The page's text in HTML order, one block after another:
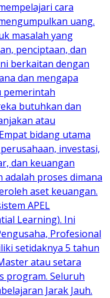
cara
uang.
masalah yang
penciptaan, dan
berkaitan dengan
dan mengapa
pemerintah
butuhkan dan
atau
bidang utama
investasi,
dan keuangan
adalah proses dimana
aset keuangan.
APEL
Learning). Ini
Profesional
setidaknya 5 tahun
atau setara
program. Seluruh
Jarak Jauh.